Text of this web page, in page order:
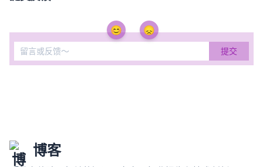
😊 😞
博客